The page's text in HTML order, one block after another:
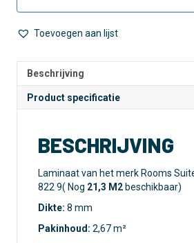
Toevoegen aan lijst
Beschrijving
Product specificatie
BESCHRIJVING
Laminaat van het merk Rooms
822 9( Nog 21,3 M2 beschikbaar)
Dikte: 8 mm
Pakinhoud: 2,67 m²